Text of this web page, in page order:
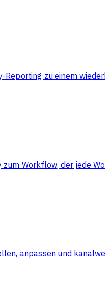
zu einem
zum Workflow, der jede
anpassen und